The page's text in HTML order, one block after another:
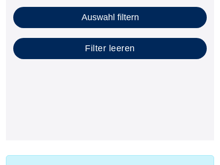
Kursstatus auswählen
Nur neue Kurse anzeigen
Kurse mit freien Plätzen anzeigen
Auswahl filtern
Filter leeren